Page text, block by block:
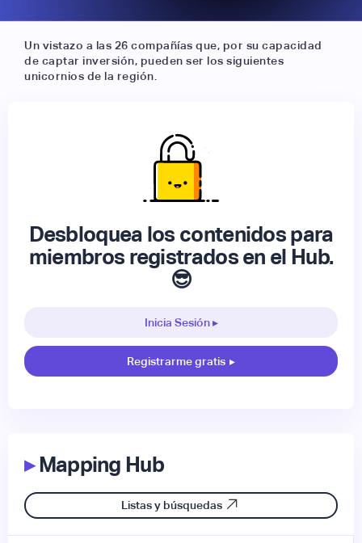
Un vistazo a las 26 compañías que, por su capacidad
de captar inversión, pueden ser los siguientes
unicornios de la región.
Desbloquea los contenidos para
miembros registrados en el Hub.
😎
Inicia Sesión ▸
Registrarme gratis ▸
▸Mapping Hub
Listas y búsquedas